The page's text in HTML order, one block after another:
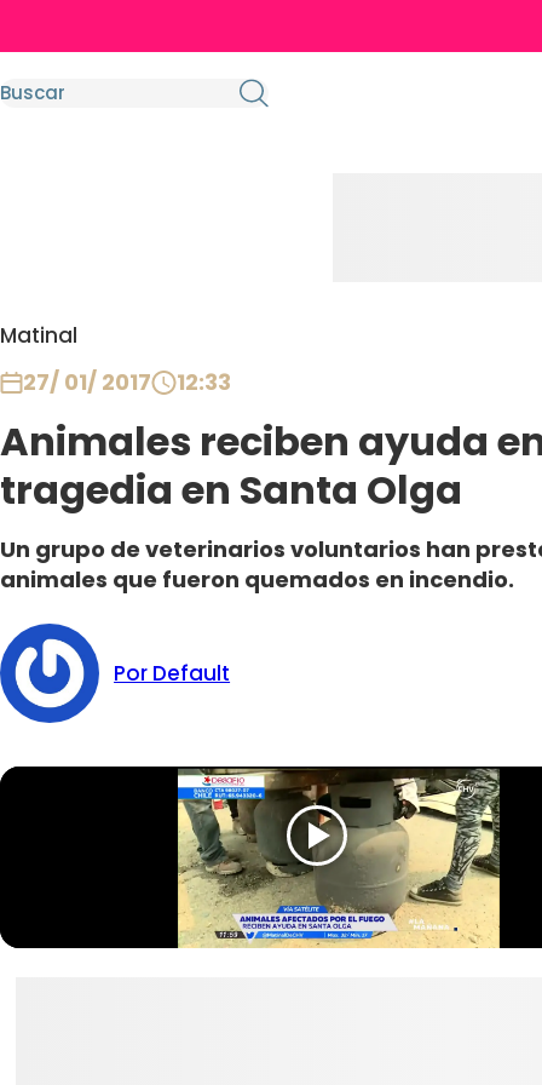
Matinal
27/ 01/ 2017 12:33
Animales reciben ayuda
tragedia en Santa Olga
Un grupo de veterinarios voluntarios han
animales que fueron quemados en incendio.
Por Default